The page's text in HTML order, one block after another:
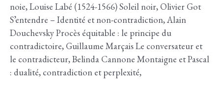
noie, Louise Labé (1524-1566) Soleil noir, Olivier Got
S’entendre – Identité et non-contradiction, Alain
Douchevsky Procès équitable : le principe du
contradictoire, Guillaume Marçais Le conversateur et
le contradicteur, Belinda Cannone Montaigne et Pascal
: dualité, contradiction et perplexité,